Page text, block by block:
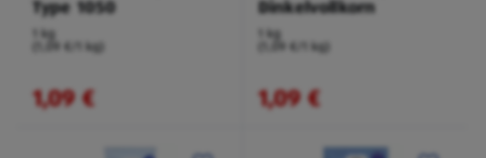
Type 1050
1 kg
(1,09 €/1 kg)
1,09 €
Dinkelvollkorn
1 kg
(1,09 €/1 kg)
1,09 €